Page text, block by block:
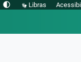
contrast Libras